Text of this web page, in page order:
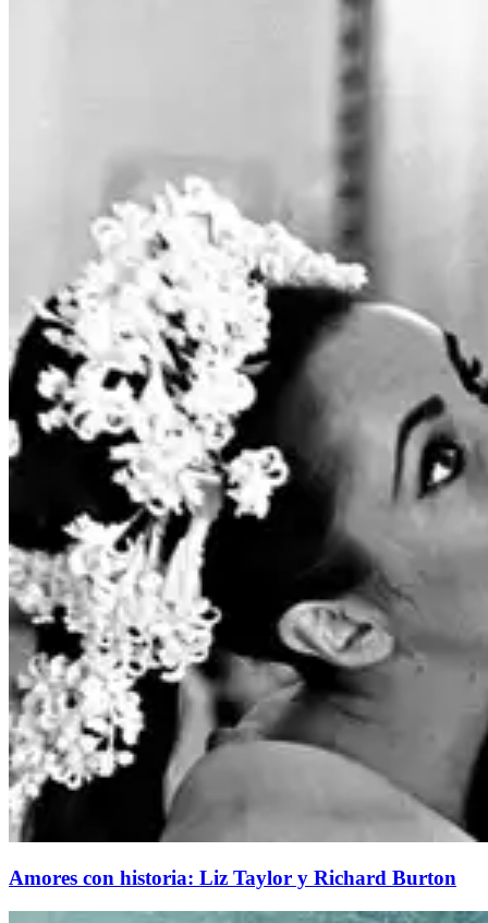
Amores con historia: Liz Taylor y Richard Burton